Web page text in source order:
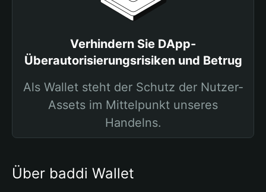
Verhindern Sie DApp-
Überautorisierungsrisiken und Betrug
Als Wallet steht der Schutz der Nutzer-
Assets im Mittelpunkt unseres
Handelns.
Über baddi Wallet